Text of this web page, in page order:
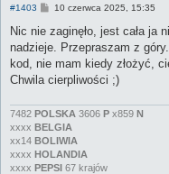
#1403
P
s
10 czerwca 2025, 15:35
Nic nie zaginęło, jest cała ja
nadzieje. Przepraszam z
kod, nie mam kiedy złożyć,
Chwila cierpliwości ;)
7482 POLSKA 3606 P x859 N
xxxx BELGIA
xx14 BOLIWIA
xxxx HOLANDIA
xxxx PEPSI 67 krajów